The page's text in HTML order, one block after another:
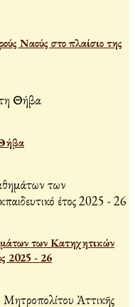
Ναούς στο πλαίσιο της
των Κατηχητικών
2025 - 26